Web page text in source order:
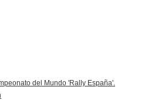
del Mundo 'Rally España'.